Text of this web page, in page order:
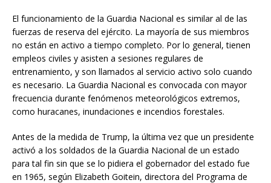
El funcionamiento de la Guardia Nacional es similar al de las
fuerzas de reserva del ejército. La mayoría de sus miembros
no están en activo a tiempo completo. Por lo general, tienen
empleos civiles y asisten a sesiones regulares de
entrenamiento, y son llamados al servicio activo solo cuando
es necesario. La Guardia Nacional es convocada con mayor
frecuencia durante fenómenos meteorológicos extremos,
como huracanes, inundaciones e incendios forestales.
Antes de la medida de Trump, la última vez que un presidente
activó a los soldados de la Guardia Nacional de un estado
para tal fin sin que se lo pidiera el gobernador del estado fue
en 1965, según Elizabeth Goitein, directora del Programa de